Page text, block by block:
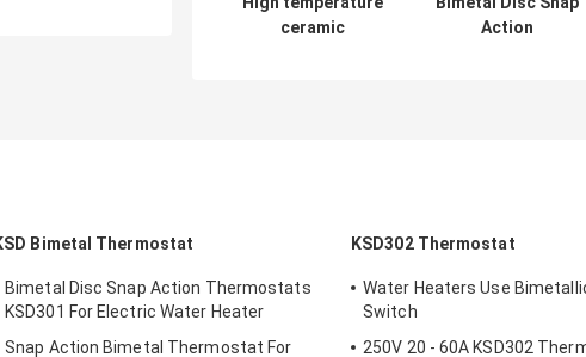
ceramic
Action
Bimetal Thermostat
Bimetal Disc Snap Action Thermostats
KSD301 For Electric Water Heater
Snap Action Bimetal Thermostat For
KSD302 Thermostat
Water Heaters Use
Switch
250V 20 - 60A KSD302